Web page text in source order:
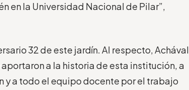
en la Universidad Nacional de Pilar”,
32 de este jardín. Al respecto, Achával
a la historia de esta institución, a
y a todo el equipo docente por el trabajo